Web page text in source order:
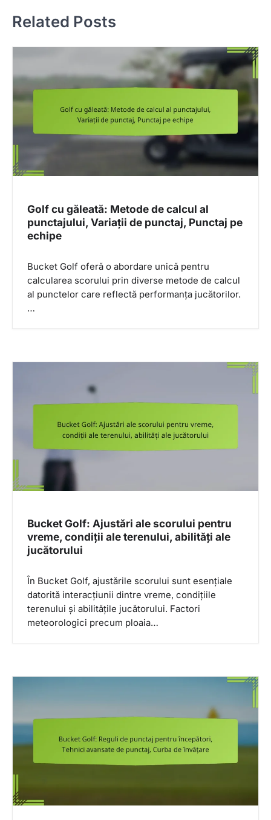
a
v
g
a
o
n
Related Posts
Golf cu găleată: Metode de calcul al
punctajului, Variații de punctaj, Punctaj pe
echipe
Bucket Golf oferă o abordare unică pentru
calcularea scorului prin diverse metode de calcul
al punctelor care reflectă performanța jucătorilor.
…
Bucket Golf: Ajustări ale scorului pentru
vreme, condiții ale terenului, abilități ale
jucătorului
În Bucket Golf, ajustările scorului sunt esențiale
datorită interacțiunii dintre vreme, condițiile
terenului și abilitățile jucătorului. Factori
meteorologici precum ploaia…